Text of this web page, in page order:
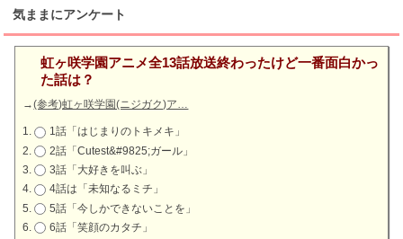
気ままにアンケート
虹ヶ咲学園アニメ全13話放送終わったけど一番面白かっ
た話は？
→(参考)虹ヶ咲学園(ニジガク)ア…
1話「はじまりのトキメキ」
2話「Cutest&#9825;ガール」
3話「大好きを叫ぶ」
4話は「未知なるミチ」
5話「今しかできないことを」
6話「笑顔のカタチ」